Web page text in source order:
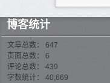
博客统计
文章总数： 647
页面总数： 6
评论总数： 439
字数统计： 40,669